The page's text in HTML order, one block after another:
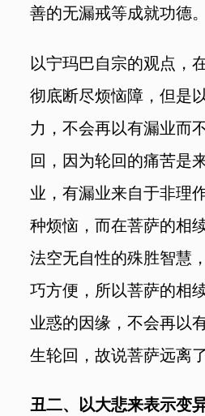
善的无漏戒等成就功德。
以宁玛巴自宗的观点，
彻底断尽烦恼障，但是
力，不会再以有漏业而
回，因为轮回的痛苦是
业，有漏业来自于非理
种烦恼，而在菩萨的相
法空无自性的殊胜智慧
巧方便，所以菩萨的相
业惑的因缘，不会再以
生轮回，故说菩萨远离
丑二、以大悲来表示变